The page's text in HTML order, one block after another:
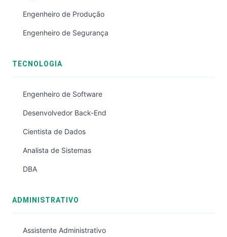
Engenheiro de Produção
Engenheiro de Segurança
TECNOLOGIA
Engenheiro de Software
Desenvolvedor Back-End
Cientista de Dados
Analista de Sistemas
DBA
ADMINISTRATIVO
Assistente Administrativo